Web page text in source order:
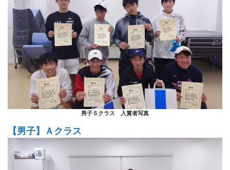
男子Ｓクラス 入賞者写真
【男子】Ａクラス